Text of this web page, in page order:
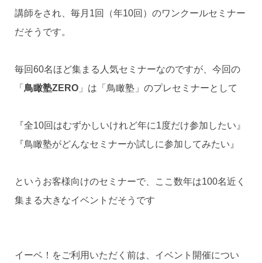
講師をされ、毎月1回（年10回）のワンクールセミナー
だそうです。
毎回60名ほど集まる人気セミナーなのですが、今回の
「 鳥瞰塾ZERO」は「鳥瞰塾」のプレセミナーとして
『全10回はむずかしいけれど年に1度だけ参加したい』
『鳥瞰塾がどんなセミナーか試しに参加してみたい』
というお客様向けのセミナーで、ここ数年は100名近く
集まる大きなイベントだそうです
イーベ！をご利用いただく前は、イベント開催につい